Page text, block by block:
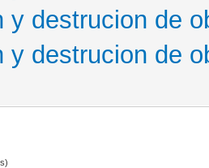
-=
y destrucion de
y destrucion de